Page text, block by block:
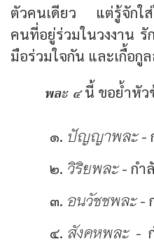
ตัวคนเดียว แต่รู้จักใส่
คนที่อยู่ร่วมในวงงาน
มือร่วมใจกัน และเกื้อกู
พละ ๔นี้ ขอย้ำหัว
ปัญญาพละ-
วิริยพละ- กำ
อนวัชชพละ-
สังคหพละ- ก